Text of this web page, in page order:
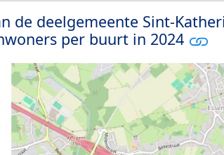
de deelgemeente Sint-
per buurt in 2024